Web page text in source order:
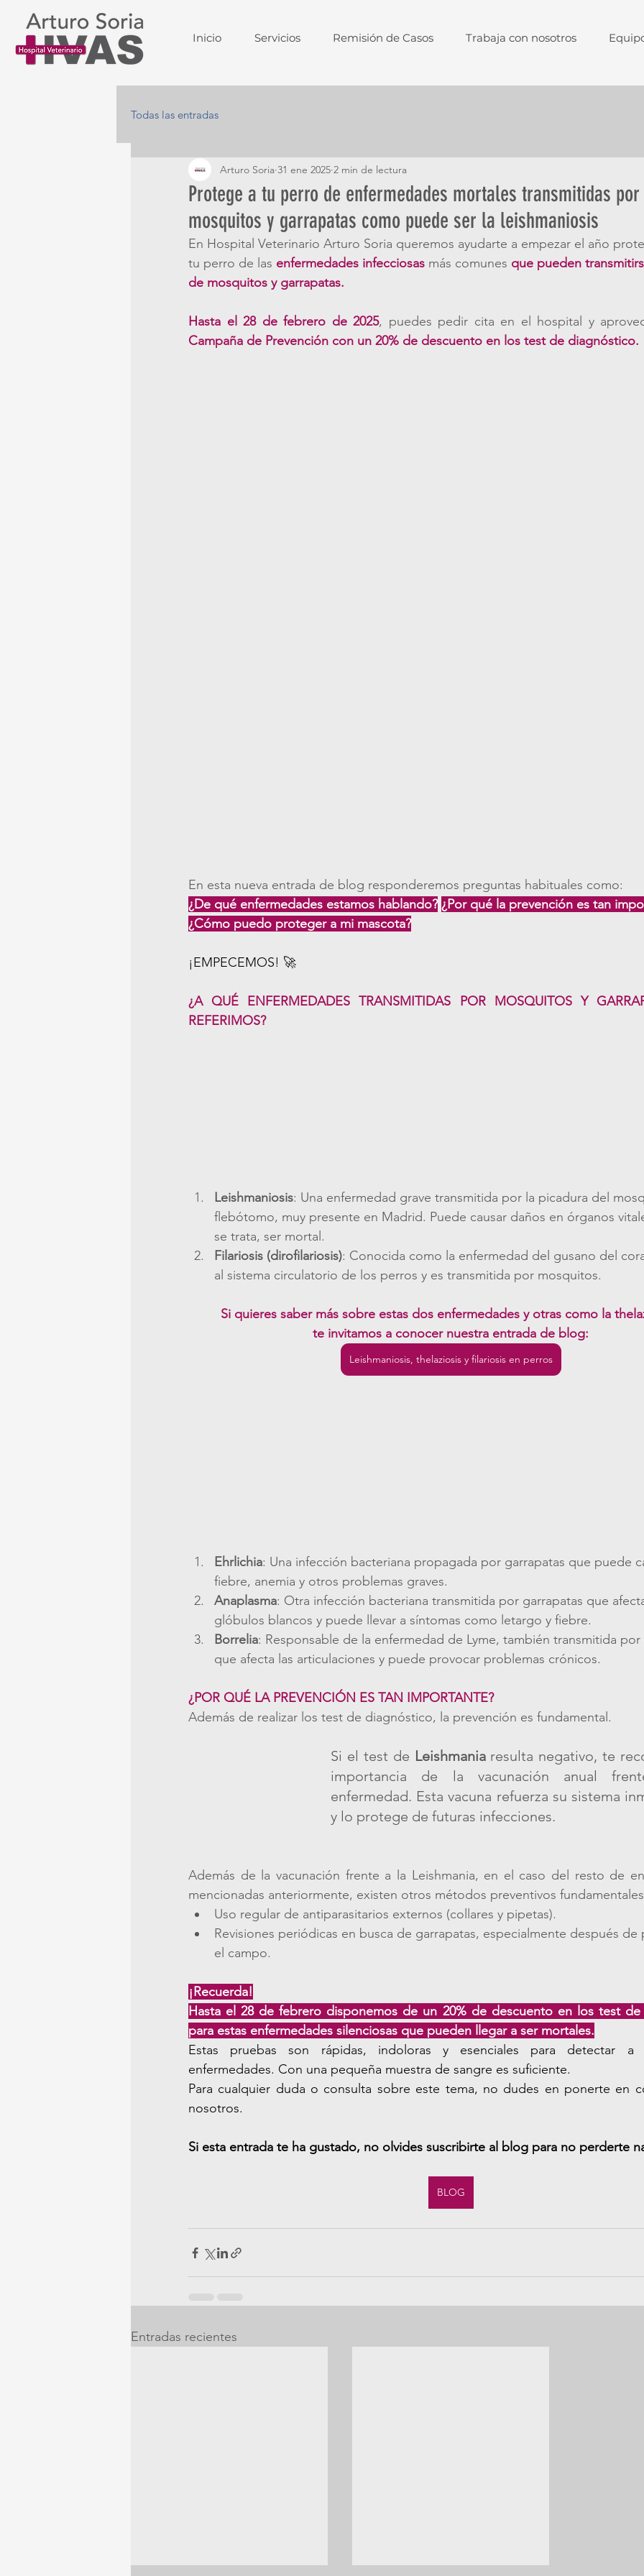
Inicio Servicios Remisión de Casos Trabaja con nosotros
Todas las entradas
Protege a tu perro de enfermedades mortales transmitidas por
mosquitos y garrapatas como puede ser la leishmaniosis
Arturo Soria 31 ene 2025 2 min de lectura
En Hospital Veterinario Arturo Soria queremos ayudarte a empezar el año
tu perro de las enfermedades infecciosas más comunes que pueden
de mosquitos y garrapatas.
Hasta el 28 de febrero de 2025
Campaña de Prevención con un 20% de descuento en los test de diagnóstico.
En esta nueva entrada de blog responderemos preguntas habituales como:
¿De qué enfermedades estamos hablando? ¿Por qué la prevención es tan
¿Cómo puedo proteger a mi mascota?
¡EMPECEMOS! 🚀
¿A QUÉ ENFERMEDADES TRANSMITIDAS POR MOSQUITOS Y
REFERIMOS?
Leishmaniosis: Una enfermedad grave transmitida por la picadura del
flebótomo, muy presente en Madrid. Puede causar daños en órganos
se trata, ser mortal.
Filariosis (dirofilariosis): Conocida como la enfermedad del gusano del
al sistema circulatorio de los perros y es transmitida por mosquitos.
Si quieres saber más sobre estas dos enfermedades y otras como la
te invitamos a conocer nuestra entrada de blog:
Leishmaniosis, thelaziosis y filariosis en perros
Ehrlichia: Una infección bacteriana propagada por garrapatas que puede
fiebre, anemia y otros problemas graves.
Anaplasma: Otra infección bacteriana transmitida por garrapatas que
glóbulos blancos y puede llevar a síntomas como letargo y fiebre.
Borrelia: Responsable de la enfermedad de Lyme, también transmitida por
que afecta las articulaciones y puede provocar problemas crónicos.
¿POR QUÉ LA PREVENCIÓN ES TAN IMPORTANTE?
Además de realizar los test de diagnóstico, la prevención es fundamental.
Si el test de Leishmania resulta negativo, te
importancia de la vacunación anual
enfermedad. Esta vacuna refuerza su sistema
y lo protege de futuras infecciones.
Además de la vacunación frente a la Leishmania, en el caso del resto de
mencionadas anteriormente, existen otros métodos preventivos
Uso regular de antiparasitarios externos (collares y pipetas).
Revisiones periódicas en busca de garrapatas, especialmente después de
el campo.
¡Recuerda!
Hasta el 28 de febrero disponemos de un 20% de descuento en los test
para estas enfermedades silenciosas que pueden llegar a ser mortales.
Estas pruebas son rápidas, indoloras y esenciales para detectar a
enfermedades. Con una pequeña muestra de sangre es suficiente.
Para cualquier duda o consulta sobre este tema, no dudes en ponerte en
nosotros.
Si esta entrada te ha gustado, no olvides suscribirte al blog para no perderte
BLOG
Entradas recientes